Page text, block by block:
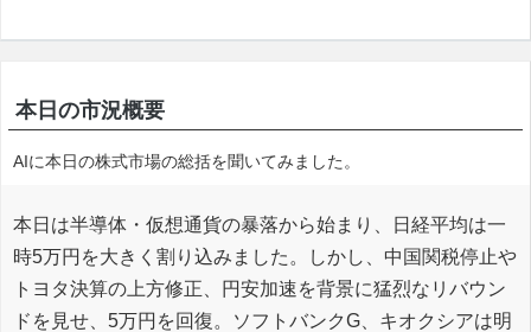
本日の市況概要
AIに本日の株式市場の総括を聞いてみました。
本日は半導体・仮想通貨の暴落から始まり、日経平均は一
時5万円を大きく割り込みました。しかし、中国関税停止や
トヨタ決算の上方修正、円安加速を背景に猛烈なリバウン
ドを見せ、5万円を回復。ソフトバンクG、キオクシアは明